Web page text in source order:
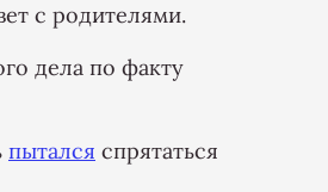
с родителями.
дела по факту
пытался спрятаться